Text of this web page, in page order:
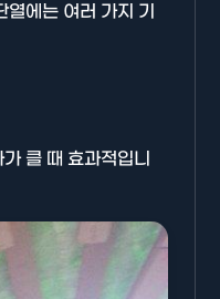
에는 여러 가지 기
클 때 효과적입니
RSS 피드를 제출하는
안내드립니다.